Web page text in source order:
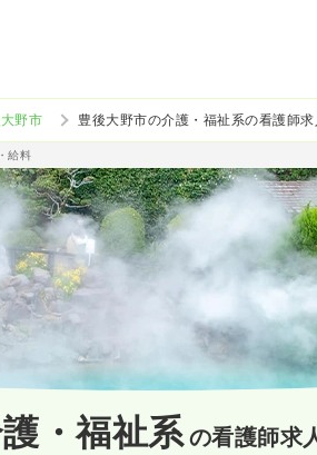
野市 豊後大野市の介護・福祉系の看護師求
給料
・福祉系の看護師求